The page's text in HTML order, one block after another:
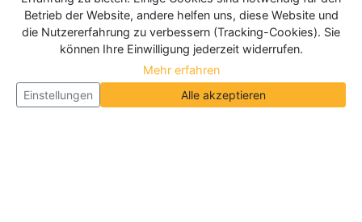
Betrieb der Website, andere helfen uns, diese Website und
die Nutzererfahrung zu verbessern (Tracking-Cookies). Sie
können Ihre Einwilligung jederzeit widerrufen.
Mehr erfahren
Einstellungen
Alle akzeptieren